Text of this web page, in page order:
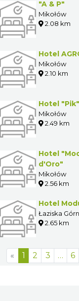
"A & P"
Mikołów
2.08 km
Hotel
Mikołów
2.10 km
Hotel "Pik"
Mikołów
2.49 km
Hotel
d'Oro"
Mikołów
2.56 km
Hotel
Łaziska
2.65 km
« 1 2 3 … 6